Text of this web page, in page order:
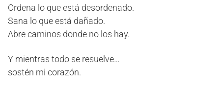
Ordena lo que está desordenado.
Sana lo que está dañado.
Abre caminos donde no los hay.
Y mientras todo se resuelve…
sostén mi corazón.